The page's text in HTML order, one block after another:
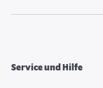
Service und Hilfe